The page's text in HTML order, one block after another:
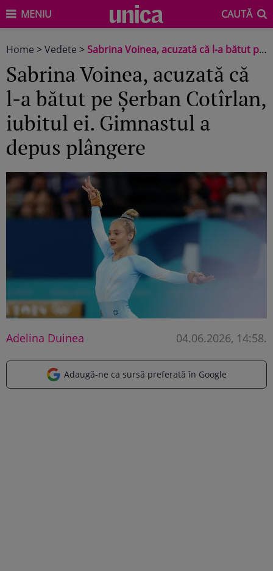
MENIU CAUTĂ
Home >Vedete > Sabrina Voinea, acuzată că l-a bătut pe Șerban Cotîrlan, iubitul ei. Gimnastul a depus plângere
Sabrina Voinea, acuzată că
l-a bătut pe Șerban Cotîrlan,
iubitul ei. Gimnastul a
depus plângere
Adelina Duinea 04.06.2026, 14:58.
Adaugă-ne ca sursă preferată în Google